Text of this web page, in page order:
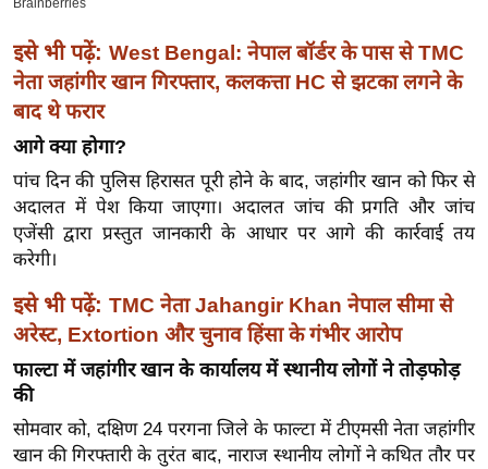
ख्सि
य
त
यं
ग
डि
या
सा
त्य
ज
ग
त
ऑ
टो
इसे भी पढ़ें: West Bengal: नेपाल बॉर्डर के पास से TMC
नेता जहांगीर खान गिरफ्तार, कलकत्ता HC से झटका लगने के
बाद थे फरार
आगे क्या होगा?
पांच दिन की पुलिस हिरासत पूरी होने के बाद, जहांगीर खान को फिर से
अदालत में पेश किया जाएगा। अदालत जांच की प्रगति और जांच
एजेंसी द्वारा प्रस्तुत जानकारी के आधार पर आगे की कार्रवाई तय
करेगी।
इसे भी पढ़ें: TMC नेता Jahangir Khan नेपाल सीमा से
अरेस्ट, Extortion और चुनाव हिंसा के गंभीर आरोप
फाल्टा में जहांगीर खान के कार्यालय में स्थानीय लोगों ने तोड़फोड़
की
सोमवार को, दक्षिण 24 परगना जिले के फाल्टा में टीएमसी नेता जहांगीर
खान की गिरफ्तारी के तुरंत बाद, नाराज स्थानीय लोगों ने कथित तौर पर